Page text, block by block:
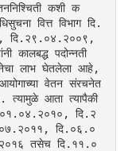
कशी क
वित्त विभाग दि.
दि.२९.०४.२००९,
कालबद्ध पदोन्नती
लाभ घेतलेला आहे,
वेतन संरचनेत
त्यामुळे आता त्यापैकी
दि.२
दि.०६.०
तसेच दि.११.०